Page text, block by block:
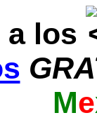
a los
Me